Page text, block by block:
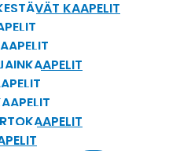
KAAPELIT